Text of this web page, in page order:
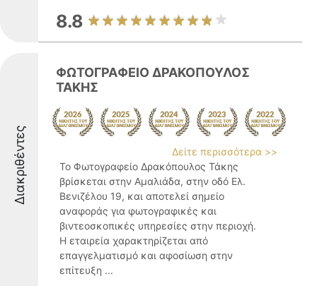
8.8
Διακριθέντες
ΦΩΤΟΓΡΑΦΕΙΟ ΔΡΑΚΟΠΟΥΛΟΣ
ΤΑΚΗΣ
Δείτε περισσότερα >>
Το Φωτογραφείο Δρακόπουλος Τάκης
βρίσκεται στην Αμαλιάδα, στην οδό Ελ.
Βενιζέλου 19, και αποτελεί σημείο
αναφοράς για φωτογραφικές και
βιντεοσκοπικές υπηρεσίες στην περιοχή.
Η εταιρεία χαρακτηρίζεται από
επαγγελματισμό και αφοσίωση στην
επίτευξη ...